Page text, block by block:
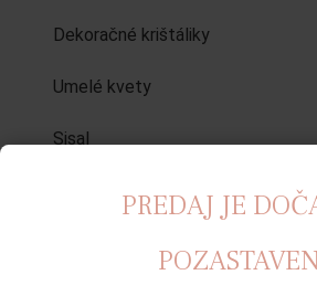
Dekoračné krištáliky
Umelé kvety
Sisal
PREDAJ JE